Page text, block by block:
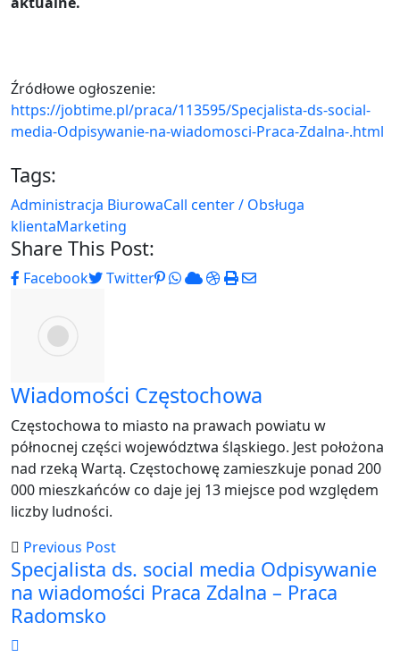
Źródłowe ogłoszenie:
https://jobtime.pl/praca/113595/Specjalista-ds-social-
media-Odpisywanie-na-wiadomosci-Praca-Zdalna-.html
Tags:
Administracja BiurowaCall center / Obsługa
klientaMarketing
Share This Post:
Facebook Twitter Pinterest
Whatsapp
CloudStumbleUpon
PrintShare
Wiadomości Częstochowa
Częstochowa to miasto na prawach powiatu w
północnej części województwa śląskiego. Jest położona
nad rzeką Wartą. Częstochowę zamieszkuje ponad 200
000 mieszkańców co daje jej 13 miejsce pod względem
liczby ludności.
Previous Post
Specjalista ds. social media Odpisywanie
na wiadomości Praca Zdalna – Praca
Radomsko